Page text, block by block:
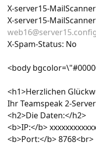
X-server15-
X-server15-
X-Spam-Status: No
<body
<h1>Herzlichen
Ihr Teamspeak 2-
<h2>Die Daten:</h2>
<b>IP:</b>
<b>Port:</b> 8768<br>